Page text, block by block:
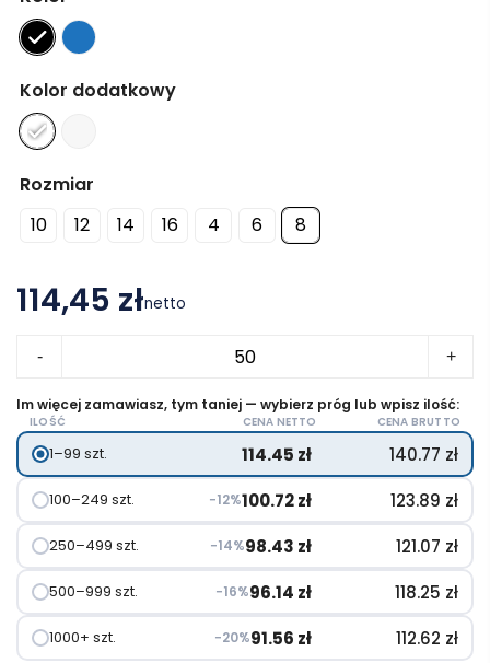
Kolor dodatkowy
Rozmiar
10
12 14 16 4 6 8
114,45 złnetto
-
dres
dziecięcy
+
Im więcej zamawiasz, tym taniej — wybierz próg lub wpisz ilość:
ILOŚĆ CENA NETTO CENA BRUTTO
1–99 szt. 114.45 zł 140.77 zł
100–249 szt. −12%100.72zł 123.89 zł
250–499 szt. −14%98.43 zł 121.07 zł
500–999 szt. −16%96.14 zł 118.25 zł
1000+ szt. −20%91.56 zł 112.62 zł